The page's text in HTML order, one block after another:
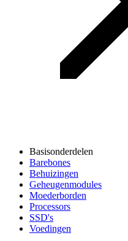
Basisonderdelen
Barebones
Behuizingen
Geheugenmodules
Moederborden
Processors
SSD's
Voedingen